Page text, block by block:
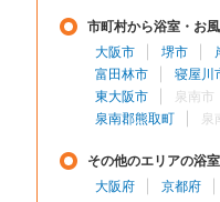
市町村から浴室・お
大阪市
堺市
富田林市
寝屋川
東大阪市
泉南市
泉南郡熊取町
泉
その他のエリアの浴
大阪府
京都府